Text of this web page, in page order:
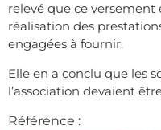
relevé que ce
réalisation des
engagées à fournir.
Elle en a conclu que les
l’association devaient
Référence :